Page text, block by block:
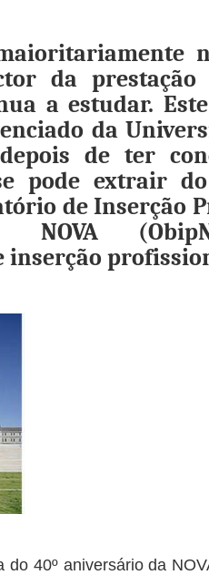
da prestação
a estudar.
da
de ter
pode extrair
de Inserção
NOVA
inserção
do 40º aniversário da